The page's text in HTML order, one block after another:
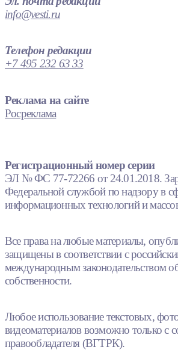
info@vesti.ru
Телефон редакции
+7 495 232 63 33
Реклама на сайте
Росреклама
Регистрационный номер серии
ЭЛ № ФС 77-72266 от 24.01.2018.
Федеральной службой по надзору в
информационных технологий и
Все права на любые материалы,
защищены в соответствии с
международным законодательством
собственности.
Любое использование текстовых,
видеоматериалов возможно только с
правообладателя (ВГТРК).